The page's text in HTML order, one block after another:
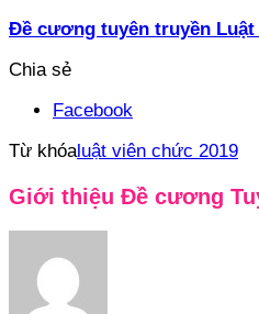
Đề cương tuyên truyền Luật
Chia sẻ
Facebook
Từ khóaluật viên chức 2019
Giới thiệu Đề cương